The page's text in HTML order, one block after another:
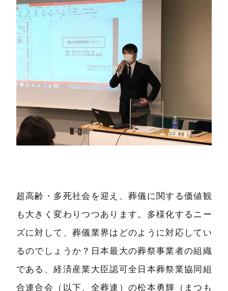
超高齢・多死社会を迎え、葬儀に関する価値観
も大きく変わりつつあります。多様化するニー
ズに対して、葬儀業界はどのように対応してい
るのでしょうか？日本最大の葬祭事業者の組織
である、経済産業大臣認可全日本葬祭業協同組
合連合会（以下、全葬連）の松本勇輝（まつも